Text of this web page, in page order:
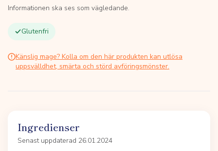
Informationen ska ses som vägledande.
Glutenfri
Känslig mage? Kolla om den här produkten kan utlösa
uppsvälldhet, smärta och störd avföringsmönster.
Ingredienser
Senast uppdaterad 26.01.2024